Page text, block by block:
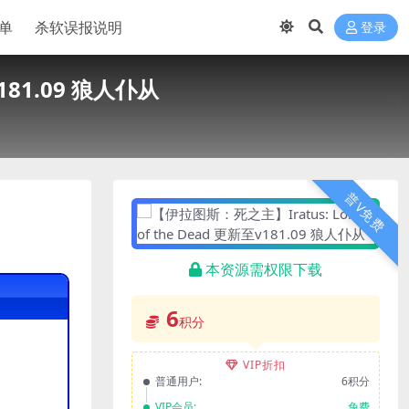
杀软误报说明 登录
狼人仆从
普V免费
本资源需权限下载
6积分
VIP折扣
普通用户:
6积分